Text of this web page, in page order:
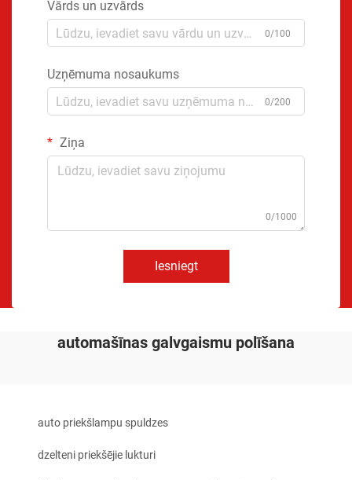
Vārds un uzvārds
0/100
Uzņēmuma nosaukums
0/200
Ziņa
0/1000
Iesniegt
automašīnas galvgaismu polīšana
auto priekšlampu spuldzes
dzelteni priekšējie lukturi